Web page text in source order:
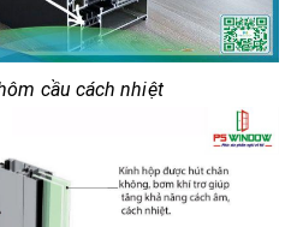
cầu cách nhiệt